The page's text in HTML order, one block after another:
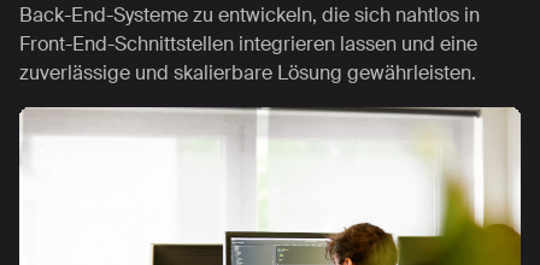
Back-End-Systeme zu entwickeln, die sich nahtlos in
Front-End-Schnittstellen integrieren lassen und eine
zuverlässige und skalierbare Lösung gewährleisten.